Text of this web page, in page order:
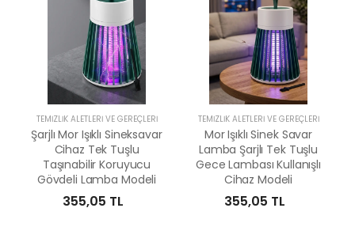
TEMIZLIK ALETLERI VE GEREÇLERI
Şarjlı Mor Işıklı Sineksavar
Cihaz Tek Tuşlu
Taşınabilir Koruyucu
Gövdeli Lamba Modeli
355,05 TL
TEMIZLIK ALETLERI VE GEREÇLERI
Mor Işıklı Sinek Savar
Lamba Şarjlı Tek Tuşlu
Gece Lambası Kullanışlı
Cihaz Modeli
355,05 TL